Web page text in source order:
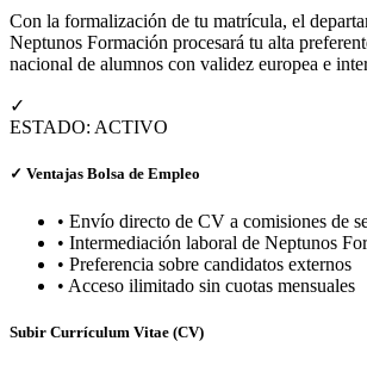
Con la formalización de tu matrícula, el
Neptunos Formación procesará tu alta
nacional de alumnos con validez europea e
✓
ESTADO: ACTIVO
✓ Ventajas Bolsa de Empleo
• Envío directo de CV a comisiones de
• Intermediación laboral de Neptunos
• Preferencia sobre candidatos externos
• Acceso ilimitado sin cuotas mensuales
Subir Currículum Vitae (CV)